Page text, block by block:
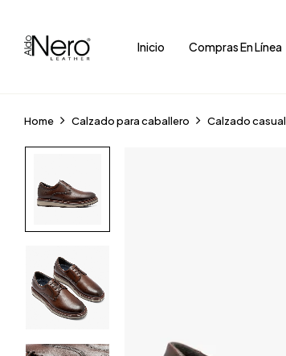
Inicio Compras En Línea
Home Calzado para caballero Calzado casual